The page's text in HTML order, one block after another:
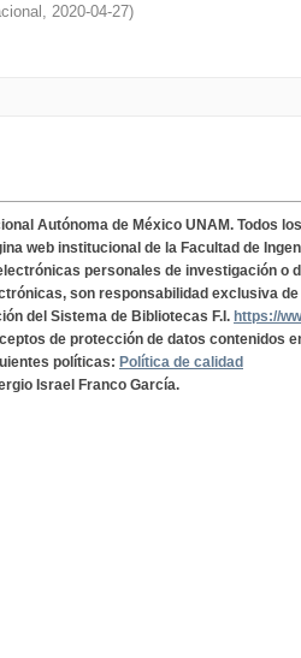
, 2020-04-27)
Autónoma de México UNAM. Todos
web institucional de la Facultad de
personales de investigación o
son responsabilidad exclusiva
del Sistema de Bibliotecas F.I. https://
de protección de datos contenidos
políticas: Política de calidad
Israel Franco García.